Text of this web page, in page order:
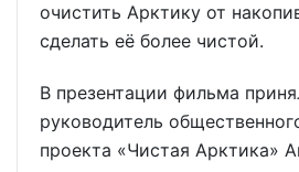
очистить Арктику от
сделать её более чистой.
В презентации фильма
руководитель
проекта «Чистая Арктика»